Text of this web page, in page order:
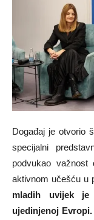
Događaj je otvorio
specijalni
podvukao važnost
aktivnom učešću u
mladih uvijek
ujedinjenoj